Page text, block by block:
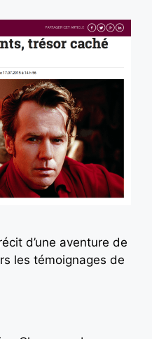
d’une aventure de
les témoignages de